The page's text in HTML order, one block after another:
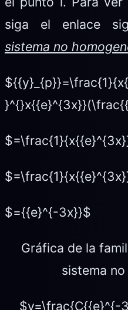
siga el enlace
sistema no
$={{e}^{-3x}}$
Gráfica de la
sistema
$y=\frac{C{{e}^{-